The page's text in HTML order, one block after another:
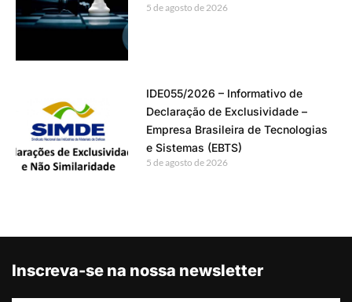
5 de agosto de 2026
IDE055/2026 – Informativo de
Declaração de Exclusividade –
Empresa Brasileira de Tecnologias
e Sistemas (EBTS)
5 de agosto de 2026
Inscreva-se na nossa newsletter